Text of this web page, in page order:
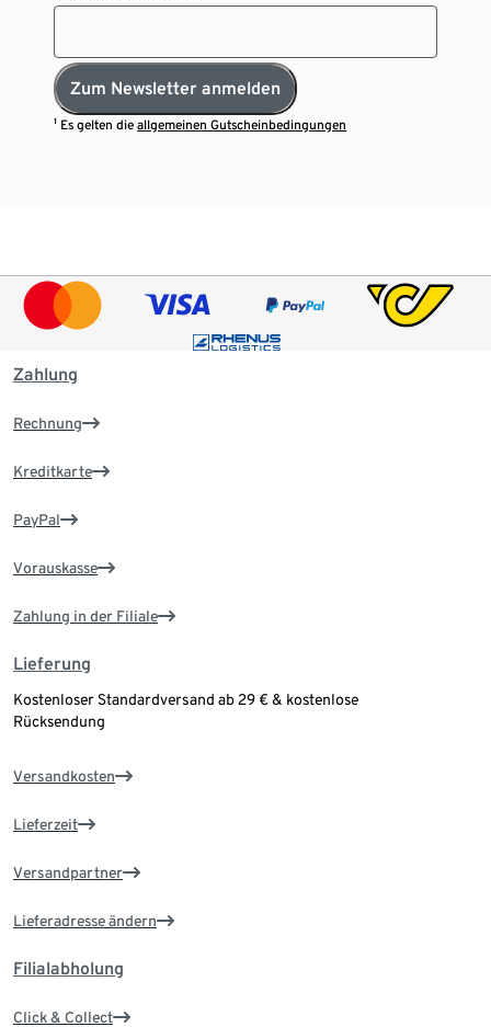
Zum Newsletter anmelden
¹ Es gelten dieallgemeinen Gutscheinbedingungen
Zahlung
Rechnung
Kreditkarte
PayPal
Vorauskasse
Zahlung in der Filiale
Lieferung
Kostenloser Standardversand ab 29 € & kostenlose
Rücksendung
Versandkosten
Lieferzeit
Versandpartner
Lieferadresse ändern
Filialabholung
Click & Collect